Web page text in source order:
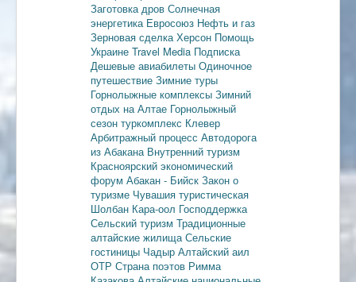
Заготовка дров Солнечная
энергетика Евросоюз Нефть и газ
Зерновая сделка Херсон Помощь
Украине Travel Media Подписка
Дешевые авиабилеты Одиночное
путешествие Зимние туры
Горнолыжные комплексы Зимний
отдых на Алтае Горнолыжный
сезон туркомплекс Клевер
Арбитражный процесс Автодорога
из Абакана Внутренний туризм
Красноярский экономический
форум Абакан - Бийск Закон о
туризме Чувашия туристическая
Шолбан Кара-оол Господдержка
Сельский туризм Традиционные
алтайские жилища Сельские
гостиницы Чадыр Алтайский аил
ОТР Страна поэтов Римма